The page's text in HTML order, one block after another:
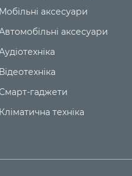
Мобільні аксесуари
аксесуари
Відеотехніка
гаджети
Кліматична техніка